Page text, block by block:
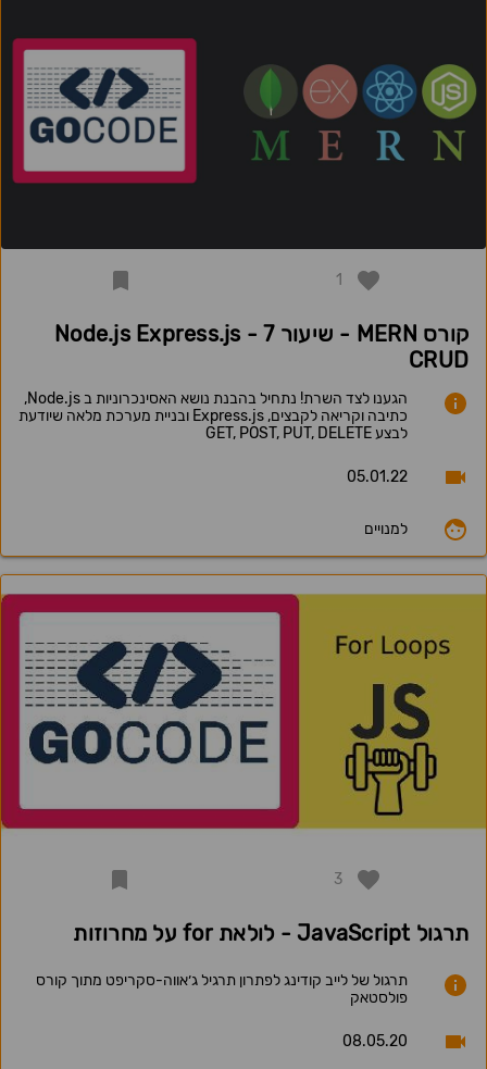
1
קורס MERN - שיעור 7 - Node.js Express.js
CRUD
הגענו לצד השרת! נתחיל בהבנת נושא האסינכרוניות ב Node.js,
כתיבה וקריאה לקבצים, Express.js ובניית מערכת מלאה שיודעת
לבצע GET, POST, PUT, DELETE
05.01.22
למנויים
3
תרגול JavaScript - לולאת for על מחרוזות
תרגול של לייב קודינג לפתרון תרגיל ג׳אווה-סקריפט מתוך קורס
פולסטאק
08.05.20